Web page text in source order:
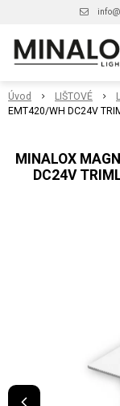
Úvod LIŠTOVÉ
EMT420/WH DC24V
MINALOX
DC24V